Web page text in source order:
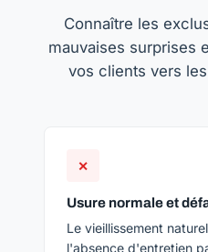
Connaître les
mauvaises surprises
vos clients vers
✕
Usure normale et
Le vieillissement
l'absence d'entretien